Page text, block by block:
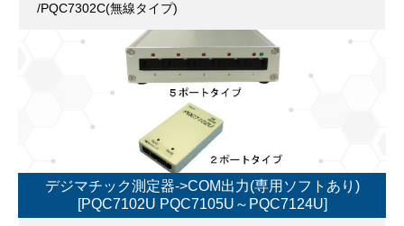
/PQC7302C(無線タイプ)
デジマチック測定器->COM出力(専用ソフトあり)
[PQC7102U PQC7105U～PQC7124U]